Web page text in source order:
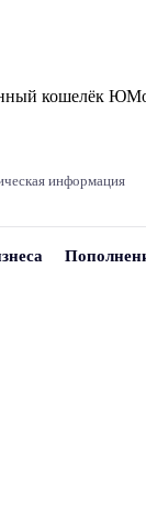
кошелёк
информация